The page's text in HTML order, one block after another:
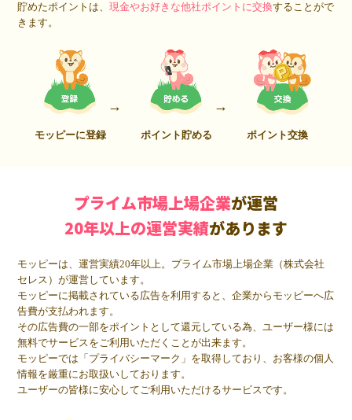
貯めたポイントは、現金やお好きな他社ポイントに交換することがで
きます。
モッピーに登録 ポイント貯める ポイント交換
プライム市場上場企業が運営
20年以上の運営実績があります
モッピーは、運営実績20年以上。プライム市場上場企業（株式会社
セレス）が運営しています。
モッピーに掲載されている広告を利用すると、企業からモッピーへ広
告費が支払われます。
その広告費の一部をポイントとして還元している為、ユーザー様には
無料でサービスをご利用いただくことが出来ます。
モッピーでは「プライバシーマーク」を取得しており、お客様の個人
情報を厳重にお取扱いしております。
ユーザーの皆様に安心してご利用いただけるサービスです。